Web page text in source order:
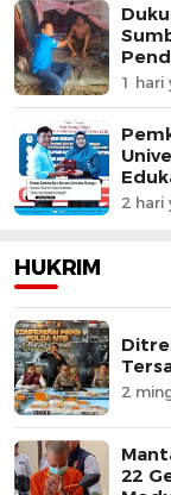
1 hari
2 hari
HUKRIM
2
22